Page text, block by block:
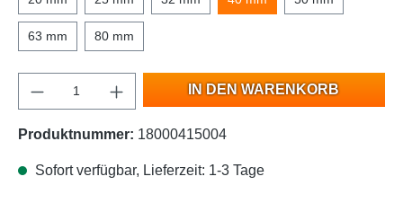
63 mm 80 mm
IN DEN WARENKORB
Produktnummer: 18000415004
Sofort verfügbar, Lieferzeit: 1-3 Tage